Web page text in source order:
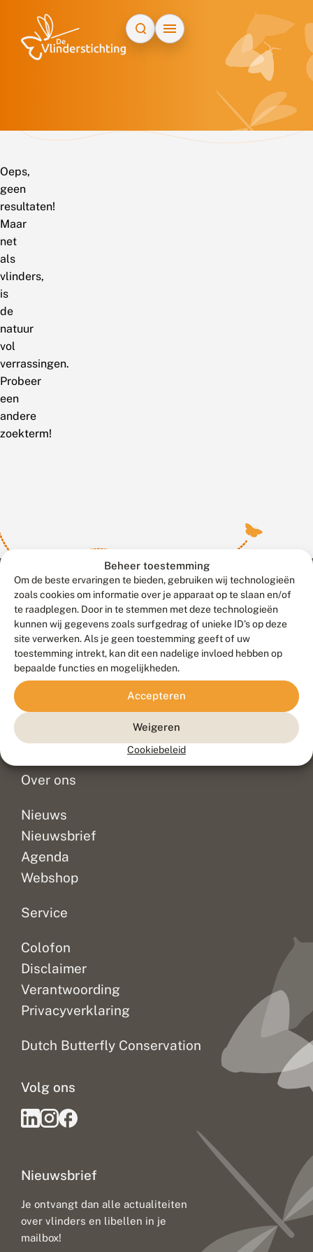
Beheer toestemming
Om de beste ervaringen te bieden, gebruiken wij technologieën
zoals cookies om informatie over je apparaat op te slaan en/of
te raadplegen. Door in te stemmen met deze technologieën
kunnen wij gegevens zoals surfgedrag of unieke ID's op deze
site verwerken. Als je geen toestemming geeft of uw
toestemming intrekt, kan dit een nadelige invloed hebben op
bepaalde functies en mogelijkheden.
Accepteren
Weigeren
Cookiebeleid
Oeps,
geen
resultaten!
Maar
net
als
vlinders,
is
de
natuur
vol
verrassingen.
Probeer
een
andere
zoekterm!
Contact
Veelgestelde vragen
Doneer
Over ons
Nieuws
Nieuwsbrief
Agenda
Webshop
Service
Colofon
Disclaimer
Verantwoording
Privacyverklaring
Dutch Butterfly Conservation
Nieuwsbrief
Je ontvangt dan alle actualiteiten
over vlinders en libellen in je
mailbox!
Volg ons
Meld waarnemingen© 2026 Vlinderstichting
Duurzaam ontwikkeld door
Go2People
, ontworpen door
Blue Field Agency
Privacy
Disclaimer
Sitemap